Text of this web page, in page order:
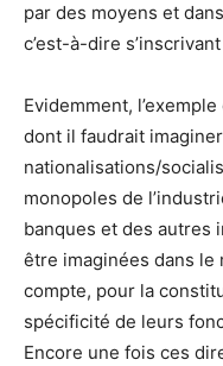
par des moyens et
c’est-à-dire
Evidemment,
dont il faudrait
nationalisations/
monopoles de
banques et des autres
être imaginées dans le
compte, pour la
spécificité de leurs
Encore une fois ces